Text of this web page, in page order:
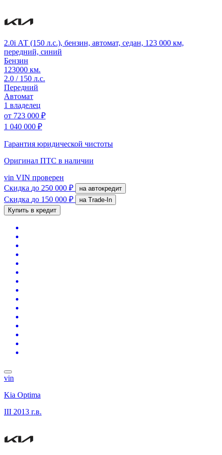
2.0i АТ (150 л.с.), бензин, автомат, седан, 123 000 км,
передний, синий
Бензин
123000 км.
2.0 / 150 л.с.
Передний
Автомат
1 владелец
от 723 000 ₽
1 040 000 ₽
Гарантия юридической чистоты
Оригинал ПТС в наличии
vin VIN проверен
Скидка до 250 000 ₽ на автокредит
Скидка до 150 000 ₽
на Trade-In
Купить в кредит
vin
Kia Optima
III 2013 г.в.